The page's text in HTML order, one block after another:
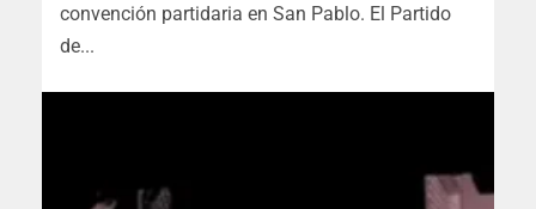
convención partidaria en San Pablo. El Partido
de...